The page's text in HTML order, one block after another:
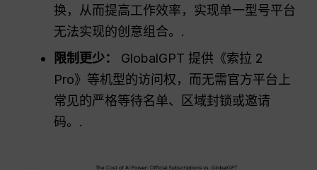
换，从而提高工作效率，实现单一型号平台
无法实现的创意组合。.
限制更少：
GlobalGPT 提供《索拉 2
Pro》等机型的访问权，而无需官方平台上
常见的严格等待名单、区域封锁或邀请
码。.